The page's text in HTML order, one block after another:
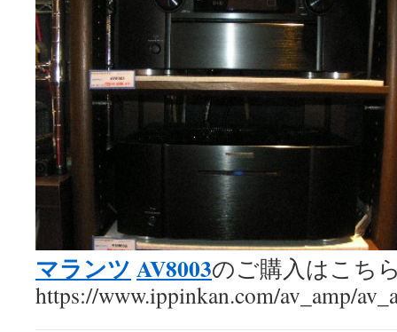
マランツ AV8003のご購入はこち
https://www.ippinkan.com/av_amp/